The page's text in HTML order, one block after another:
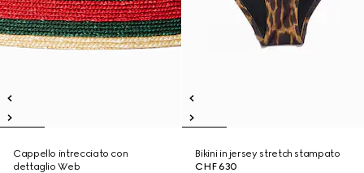
Cappello intrecciato con
dettaglio Web
Bikini in jersey stretch stampato
CHF 630